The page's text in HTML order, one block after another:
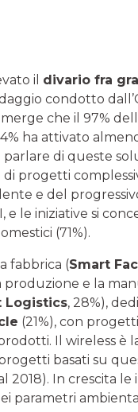
il divario fra
condotto
che il 97%
ha attivato
di queste
progetti
e del
e le iniziative si
(71%).
fabbrica (Smart
e la
Logistics, 28%),
(21%), con
Il wireless è
basati su
In crescita le
parametri